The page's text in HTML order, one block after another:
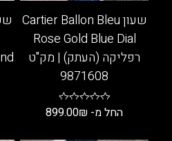
שעון Cartier Ballon Bleu
Rose Gold Blue Dial
רפליקה (העתק) | מק"ט
9871608
החל מ- 899.00₪